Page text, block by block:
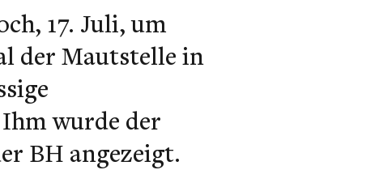
17. Juli, um
der Mautstelle in
wurde der
BH angezeigt.